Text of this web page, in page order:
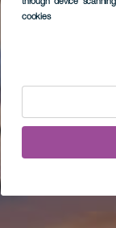
through device scanning
cookies